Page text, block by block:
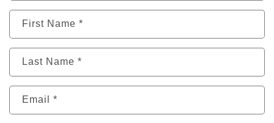
First Name *
Last Name *
Email *